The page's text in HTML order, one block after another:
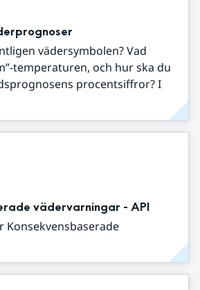
vädersymbolen? Vad
temperaturen, och hur ska du
procentsiffror? I
vädervarningar - API
Konsekvensbaserade